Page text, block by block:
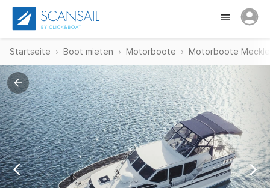
Startseite Boot mieten Motorboote Motorboote